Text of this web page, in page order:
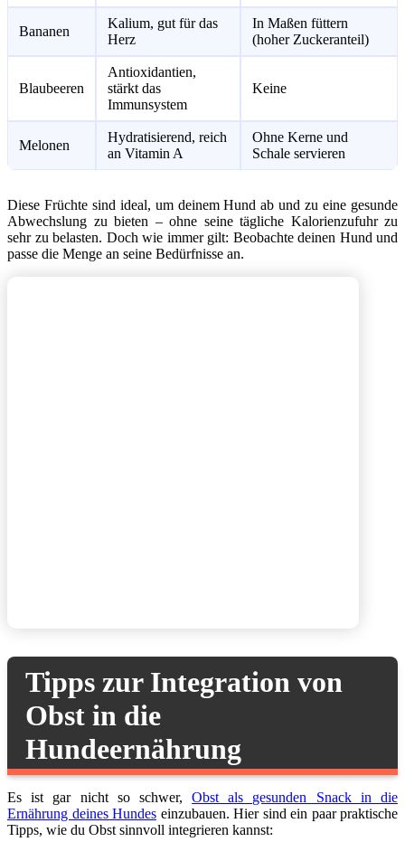
Bananen
Kalium, gut für das
Herz
In Maßen füttern
(hoher Zuckeranteil)
Blaubeeren
Antioxidantien,
stärkt das
Immunsystem
Keine
Melonen
Hydratisierend, reich
an Vitamin A
Ohne Kerne und
Schale servieren
Diese Früchte sind ideal, um deinem Hund ab und zu eine gesunde
Abwechslung zu bieten – ohne seine tägliche Kalorienzufuhr zu
sehr zu belasten. Doch wie immer gilt: Beobachte deinen Hund und
passe die Menge an seine Bedürfnisse an.
Tipps zur Integration von
Obst in die
Hundeernährung
Es ist gar nicht so schwer,Obst als gesunden Snack in die
Ernährung deines Hundes einzubauen. Hier sind ein paar praktische
Tipps, wie du Obst sinnvoll integrieren kannst: